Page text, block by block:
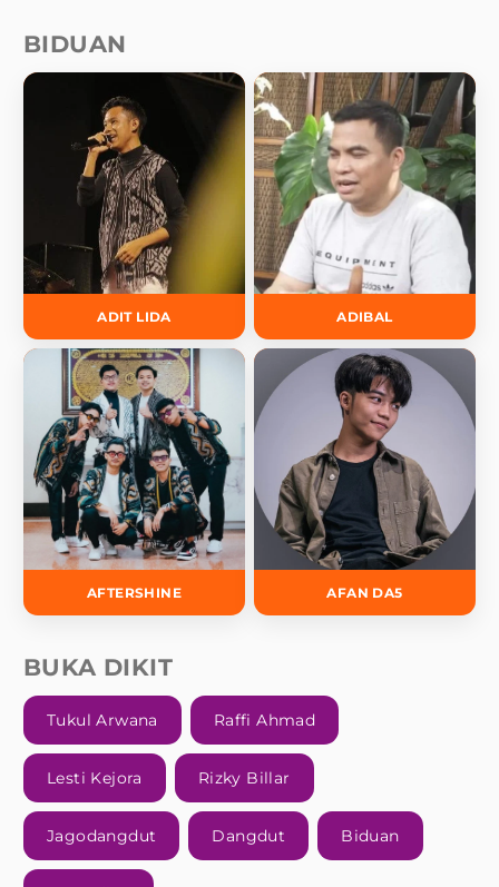
BIDUAN
ADIT LIDA ADIBAL
AFTERSHINE AFAN DA5
BUKA DIKIT
Tukul Arwana Raffi Ahmad
Lesti Kejora Rizky Billar
Jagodangdut Dangdut Biduan